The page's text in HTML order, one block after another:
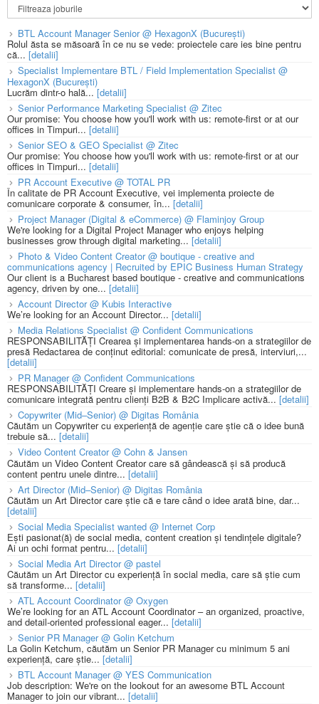
BTL Account Manager Senior @ HexagonX (București)
Rolul ăsta se măsoară în ce nu se vede: proiectele care ies bine pentru
că... [detalii]
Specialist Implementare BTL / Field Implementation Specialist @
HexagonX (București)
Lucrăm dintr-o hală...[detalii]
Senior Performance Marketing Specialist @ Zitec
Our promise: You choose how you'll work with us: remote-first or at our
offices in Timpuri... [detalii]
Senior SEO & GEO Specialist @ Zitec
Our promise: You choose how you'll work with us: remote-first or at our
offices in Timpuri... [detalii]
PR Account Executive @ TOTAL PR
În calitate de PR Account Executive, vei implementa proiecte de
comunicare corporate & consumer, în... [detalii]
Project Manager (Digital & eCommerce) @ Flaminjoy Group
We're looking for a Digital Project Manager who enjoys helping
businesses grow through digital marketing... [detalii]
Photo & Video Content Creator @ boutique - creative and
communications agency | Recruited by EPIC Business Human Strategy
Our client is a Bucharest based boutique - creative and communications
agency, driven by one... [detalii]
Account Director @ Kubis Interactive
We’re looking for an Account Director... [detalii]
Media Relations Specialist @ Confident Communications
RESPONSABILITĂȚI Crearea și implementarea hands-on a strategiilor de
presă Redactarea de conținut editorial: comunicate de presă, interviuri,...
[detalii]
PR Manager @ Confident Communications
RESPONSABILITĂȚI Creare și implementare hands-on a strategiilor de
comunicare integrată pentru clienți B2B & B2C Implicare activă... [detalii]
Copywriter (Mid–Senior) @ Digitas România
Căutăm un Copywriter cu experiență de agenție care știe că o idee bună
trebuie să... [detalii]
Video Content Creator @ Cohn & Jansen
Căutăm un Video Content Creator care să gândească și să producă
content pentru unele dintre... [detalii]
Art Director (Mid–Senior) @ Digitas România
Căutăm un Art Director care știe că e tare când o idee arată bine, dar...
[detalii]
Social Media Specialist wanted @ Internet Corp
Ești pasionat(ă) de social media, content creation și tendințele digitale?
Ai un ochi format pentru... [detalii]
Social Media Art Director @ pastel
Căutăm un Art Director cu experiență în social media, care să știe cum
să transforme... [detalii]
ATL Account Coordinator @ Oxygen
We’re looking for an ATL Account Coordinator – an organized, proactive,
and detail-oriented professional eager... [detalii]
Senior PR Manager @ Golin Ketchum
La Golin Ketchum, căutăm un Senior PR Manager cu minimum 5 ani
experiență, care știe... [detalii]
BTL Account Manager @ YES Communication
Job description: We're on the lookout for an awesome BTL Account
Manager to join our vibrant... [detalii]